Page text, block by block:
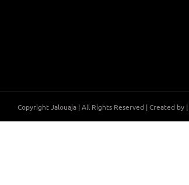
Copyright Jalouaja | All Rights Reserved | Created by |